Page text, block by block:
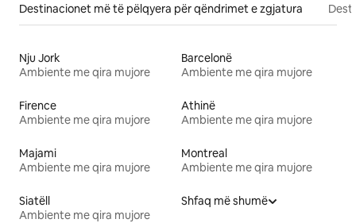
Destinacionet më të pëlqyera për qëndrimet e zgjatura
Nju Jork
Ambiente me qira mujore
Barcelonë
Ambiente me qira mujore
Firence
Ambiente me qira mujore
Athinë
Ambiente me qira mujore
Majami
Ambiente me qira mujore
Montreal
Ambiente me qira mujore
Siatëll
Ambiente me qira mujore
Shfaq më shumë